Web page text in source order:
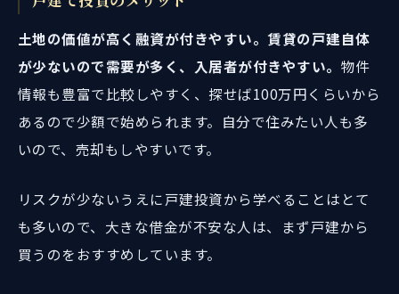
土地の価値が高く融資が付きやすい。賃貸の戸建自体
が少ないので需要が多く、入居者が付きやすい。 物件
情報も豊富で比較しやすく、探せば100万円くらいから
あるので少額で始められます。自分で住みたい人も多
いので、売却もしやすいです。
リスクが少ないうえに戸建投資から学べることはとて
も多いので、大きな借金が不安な人は、まず戸建から
買うのをおすすめしています。